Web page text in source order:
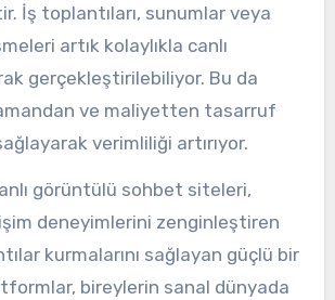
İş toplantıları, sunumlar veya
artık kolaylıkla canlı
gerçekleştirilebiliyor. Bu da
ve maliyetten tasarruf
verimliliği artırıyor.
görüntülü sohbet siteleri,
deneyimlerini zenginleştiren
kurmalarını sağlayan güçlü bir
bireylerin sanal dünyada